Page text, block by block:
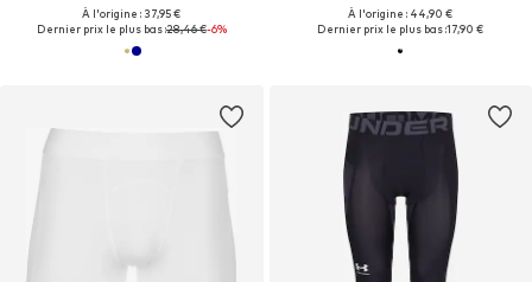
À l'origine : 37,95 €
Dernier prix le plus bas :28,46 €-6%
À l'origine : 44,90 €
Dernier prix le plus bas :17,90 €